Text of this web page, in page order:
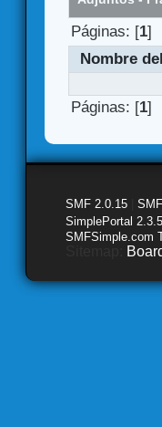
Páginas: [1]
Nombre
Páginas: [1]
SMF 2.0.15
SimplePortal
SMFSimple.com